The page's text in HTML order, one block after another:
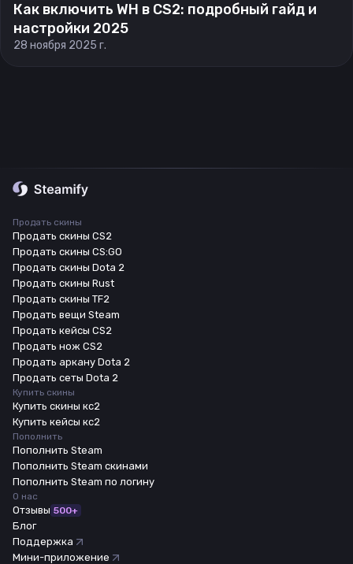
Как включить WH в CS2: подробный гайд и
настройки 2025
28 ноября 2025 г.
Продать скины
Продать скины CS2
Продать скины CS:GO
Продать скины Dota 2
Продать скины Rust
Продать скины TF2
Продать вещи Steam
Продать кейсы CS2
Продать нож CS2
Продать аркану Dota 2
Продать сеты Dota 2
Купить скины
Купить скины кс2
Купить кейсы кс2
Пополнить
Пополнить Steam
Пополнить Steam скинами
Пополнить Steam по логину
О нас
Отзывы 500+
Блог
Поддержка
Мини-приложение